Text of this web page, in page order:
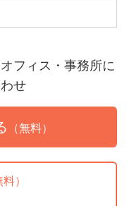
フィス・事務所に
せ
（無料）
料）